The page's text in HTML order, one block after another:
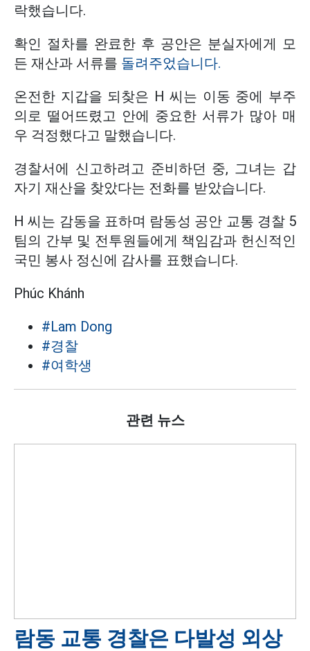
락했습니다.
확인 절차를 완료한 후 공안은 분실자에게 모
든 재산과 서류를 돌려주었습니다.
온전한 지갑을 되찾은 H 씨는 이동 중에 부주
의로 떨어뜨렸고 안에 중요한 서류가 많아 매
우 걱정했다고 말했습니다.
경찰서에 신고하려고 준비하던 중, 그녀는 갑
자기 재산을 찾았다는 전화를 받았습니다.
H 씨는 감동을 표하며 람동성 공안 교통 경찰 5
팀의 간부 및 전투원들에게 책임감과 헌신적인
국민 봉사 정신에 감사를 표했습니다.
Phúc Khánh
#Lam Dong
#경찰
#여학생
관련 뉴스
람동 교통 경찰은 다발성 외상